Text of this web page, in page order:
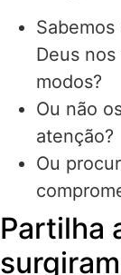
Deus
modos?
Ou não
atenção?
Ou
Partilha